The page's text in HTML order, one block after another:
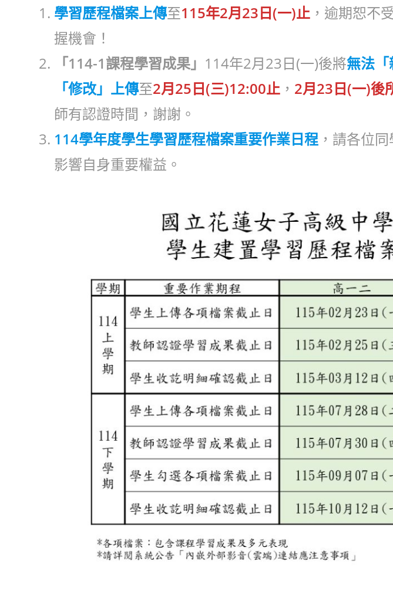
學習歷程檔案上傳至115年2月23日(一)止 ，逾期恕不
握機會！
「114-1課程學習成果」 114年2月23日(一)後將無法
「修改」上傳至2月25日(三)12:00止 ， 2月23日(一)後
師有認證時間，謝謝。
114學年度學生學習歷程檔案重要作業日程 ，請各位
影響自身重要權益。